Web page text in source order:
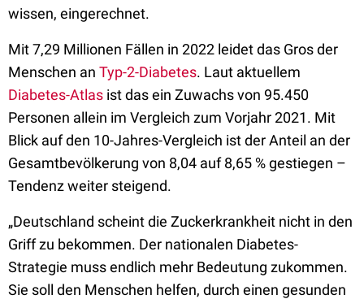
wissen, eingerechnet.
Mit 7,29 Millionen Fällen in 2022 leidet das Gros der
Menschen an Typ-2-Diabetes. Laut aktuellem
Diabetes-Atlas ist das ein Zuwachs von 95.450
Personen allein im Vergleich zum Vorjahr 2021. Mit
Blick auf den 10-Jahres-Vergleich ist der Anteil an der
Gesamtbevölkerung von 8,04 auf 8,65 % gestiegen –
Tendenz weiter steigend.
„Deutschland scheint die Zuckerkrankheit nicht in den
Griff zu bekommen. Der nationalen Diabetes-
Strategie muss endlich mehr Bedeutung zukommen.
Sie soll den Menschen helfen, durch einen gesunden